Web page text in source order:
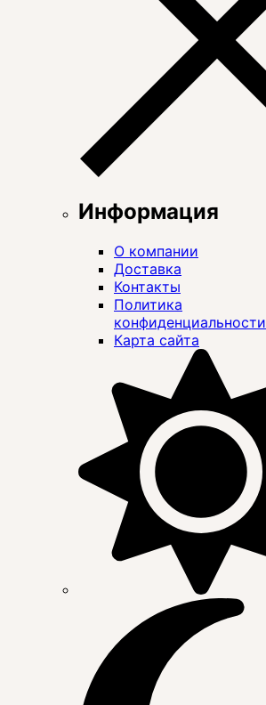
Информация
О компании
Доставка
Контакты
Политика
конфиденциальности
Карта сайта